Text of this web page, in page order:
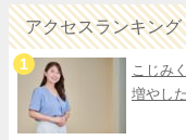
アクセスランキング
こじみ
増やし